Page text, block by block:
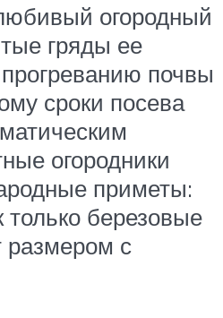
огородный
гряды ее
почвы
сроки посева
огородники
приметы:
только березовые
размером с